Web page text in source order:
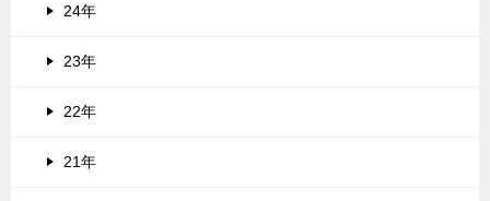
24年
23年
22年
21年